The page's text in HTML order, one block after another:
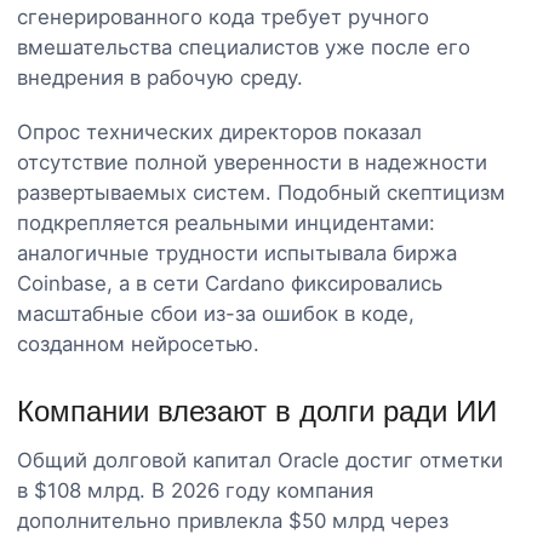
сгенерированного кода требует ручного
вмешательства специалистов уже после его
внедрения в рабочую среду.
Опрос технических директоров показал
отсутствие полной уверенности в надежности
развертываемых систем. Подобный скептицизм
подкрепляется реальными инцидентами:
аналогичные трудности испытывала биржа
Coinbase, а в сети Cardano фиксировались
масштабные сбои из-за ошибок в коде,
созданном нейросетью.
Компании влезают в долги ради ИИ
Общий долговой капитал Oracle достиг отметки
в $108 млрд. В 2026 году компания
дополнительно привлекла $50 млрд через